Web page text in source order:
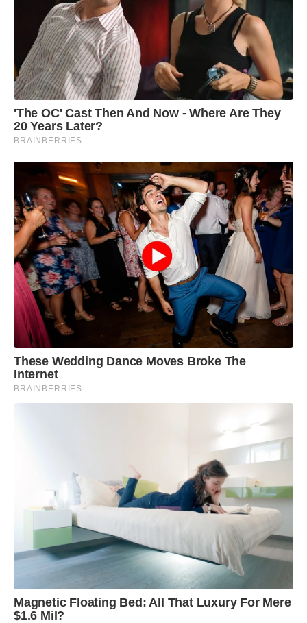
'The OC' Cast Then And Now - Where Are They
20 Years Later?
BRAINBERRIES
These Wedding Dance Moves Broke The
Internet
BRAINBERRIES
Magnetic Floating Bed: All That Luxury For Mere
$1.6 Mil?